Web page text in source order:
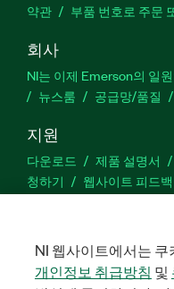
약관
부품 번호로 주문
회사
NI는 이제 Emerson의 일
뉴스룸
공급망/품질
지원
다운로드 제품 설명서
청하기
웹사이트 피드백
NI 웹사이트에서는 쿠
개인정보 취급방침 및